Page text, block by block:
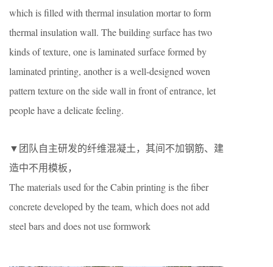
which is filled with thermal insulation mortar to form
thermal insulation wall. The building surface has two
kinds of texture, one is laminated surface formed by
laminated printing, another is a well-designed woven
pattern texture on the side wall in front of entrance, let
people have a delicate feeling.
▼团队自主研发的纤维混凝土，其间不加钢筋、建
造中不用模板，
The materials used for the Cabin printing is the fiber
concrete developed by the team, which does not add
steel bars and does not use formwork